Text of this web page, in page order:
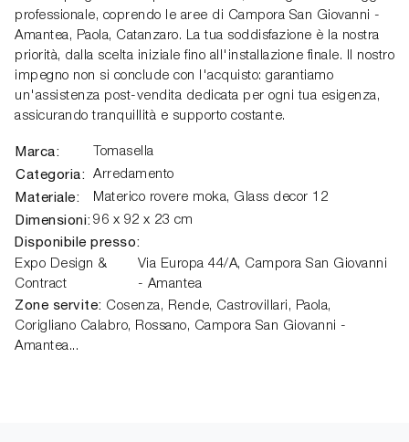
professionale, coprendo le aree di Campora San Giovanni -
Amantea, Paola, Catanzaro. La tua soddisfazione è la nostra
priorità, dalla scelta iniziale fino all'installazione finale. Il nostro
impegno non si conclude con l'acquisto: garantiamo
un'assistenza post-vendita dedicata per ogni tua esigenza,
assicurando tranquillità e supporto costante.
Marca: Tomasella
Categoria: Arredamento
Materiale: Materico rovere moka, Glass decor 12
Dimensioni: 96 x 92 x 23 cm
Disponibile presso:
Expo Design &
Contract
Via Europa 44/A, Campora San Giovanni
- Amantea
Zone servite: Cosenza, Rende, Castrovillari, Paola,
Corigliano Calabro, Rossano, Campora San Giovanni -
Amantea...